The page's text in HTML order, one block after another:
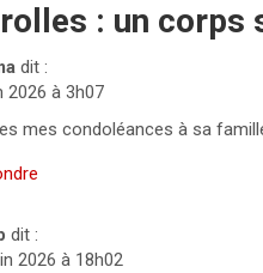
: un corps
dit :
2026 à 3h07
mes condoléances à sa
dit :
2026 à 18h02